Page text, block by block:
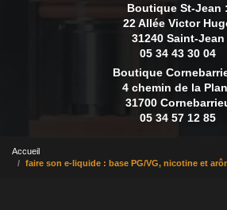
Boutique St-Jean :
22 Allée Victor
31240 Saint-Jean
05 34 43 30 04
Boutique
4 chemin de la
31700
05 34 57 12 85
Accueil
faire son e-liquide : base PG/VG, nicotine et